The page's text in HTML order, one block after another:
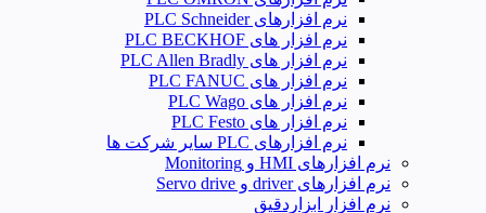
نرم افزارهای PLC Schneider
نرم افزار های PLC BECKHOF
نرم افزار های PLC Allen Bradly
نرم افزار های PLC FANUC
نرم افزار های PLC Wago
نرم افزار های PLC Festo
نرم افزارهای PLC سایر شرکت ها
نرم افزارهای HMI و Monitoring
نرم افزارهای driver و Servo drive
نرم افزار ابزاردقیق